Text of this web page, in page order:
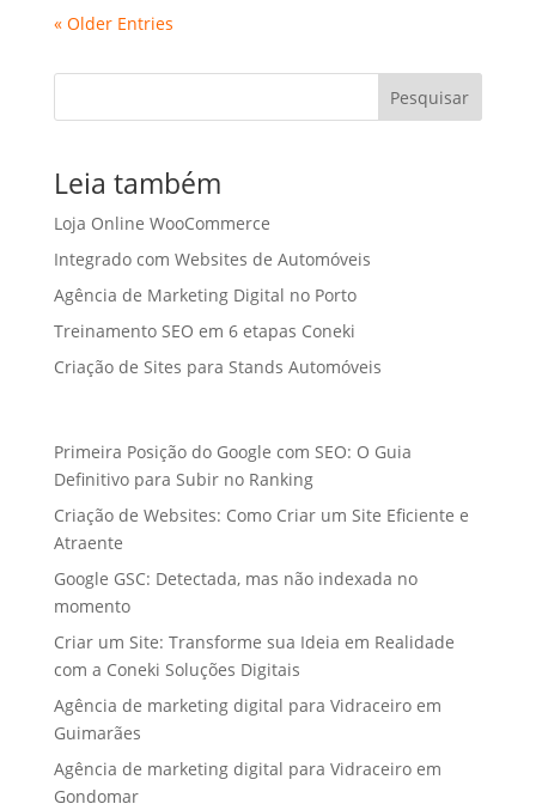
« Older Entries
Pesquisar
Leia também
Loja Online WooCommerce
Integrado com Websites de Automóveis
Agência de Marketing Digital no Porto
Treinamento SEO em 6 etapas Coneki
Criação de Sites para Stands Automóveis
Primeira Posição do Google com SEO: O Guia
Definitivo para Subir no Ranking
Criação de Websites: Como Criar um Site Eficiente e
Atraente
Google GSC: Detectada, mas não indexada no
momento
Criar um Site: Transforme sua Ideia em Realidade
com a Coneki Soluções Digitais
Agência de marketing digital para Vidraceiro em
Guimarães
Agência de marketing digital para Vidraceiro em
Gondomar